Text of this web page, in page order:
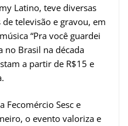
Latino, teve diversas
televisão e gravou, em
“Pra você guardei
no Brasil na década
a partir de R$15 e
Fecomércio Sesc e
o evento valoriza e